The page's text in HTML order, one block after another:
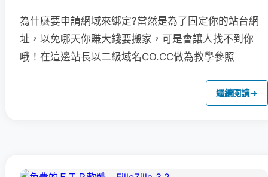
為什麼要申請網域來綁定?當然是為了固定你的站台網
址，以免哪天你賺大錢要搬家，可是會讓人找不到你
哦！在這邊站長以二級域名CO.CC做為教學參照
繼續閱讀→